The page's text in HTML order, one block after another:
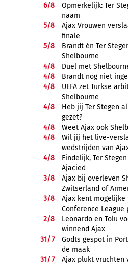
6/8
Opmerkelijk: Ter
naam
5/8
Ajax Vrouwen
finale
5/8
Brandt én Ter
Shelbourne
4/8
Duel met
4/8
Brandt nog niet
4/8
UEFA zet Turkse
Shelbourne
4/8
Heb jij Ter Stegen
gezet?
4/8
Weet Ajax ook
4/8
Wil jij het live-
wedstrijden van
4/8
Eindelijk, Ter
Ajacied
3/8
Ajax bij overleven
Zwitserland of
3/8
Ajax kent
Conference League
2/8
Leonardo en Tolu
winnend Ajax
31/7
Godts gespot in
de maak
31/7
Ajax plukt vruchten